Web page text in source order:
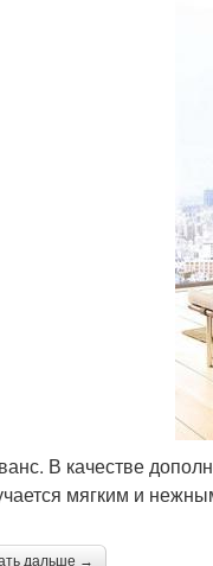
В качестве
мягким и
дальше →